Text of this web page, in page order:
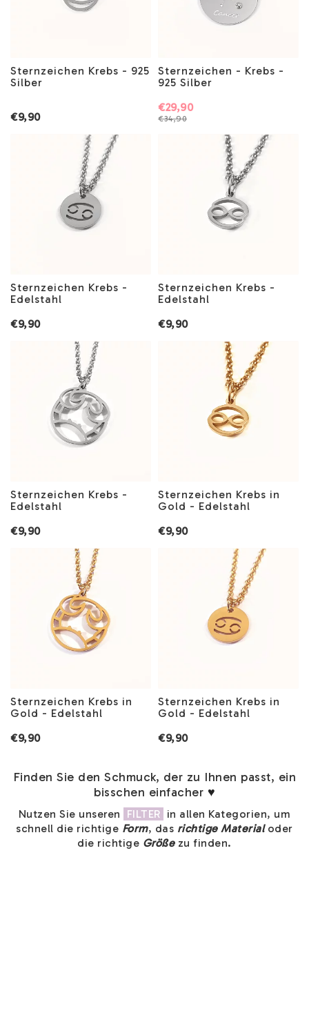
Sternzeichen Krebs - 925
Silber
€9,90
Sternzeichen - Krebs -
925 Silber
€34,90
€29,90
Sternzeichen Krebs -
Edelstahl
€9,90
Sternzeichen Krebs -
Edelstahl
€9,90
Sternzeichen Krebs -
Edelstahl
€9,90
Sternzeichen Krebs in
Gold - Edelstahl
€9,90
Sternzeichen Krebs in
Gold - Edelstahl
€9,90
Sternzeichen Krebs in
Gold - Edelstahl
€9,90
Finden Sie den Schmuck, der zu Ihnen passt, ein
bisschen einfacher ♥
Nutzen Sie unseren FILTER in allen Kategorien, um
schnell die richtige Form, das richtige Materialoder
die richtige Größezu finden.